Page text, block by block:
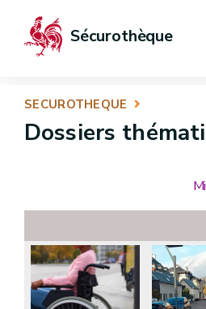
Sécurothèque
SECUROTHEQUE
Dossiers